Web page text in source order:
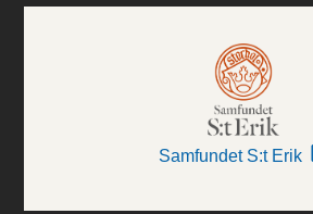
Samfundet S:t Erik